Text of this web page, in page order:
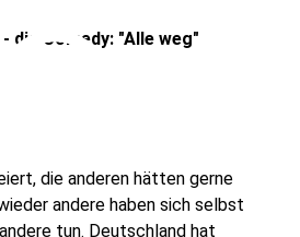
die Comedy: "Alle weg"
die anderen hätten gerne
andere haben sich selbst
tun. Deutschland hat